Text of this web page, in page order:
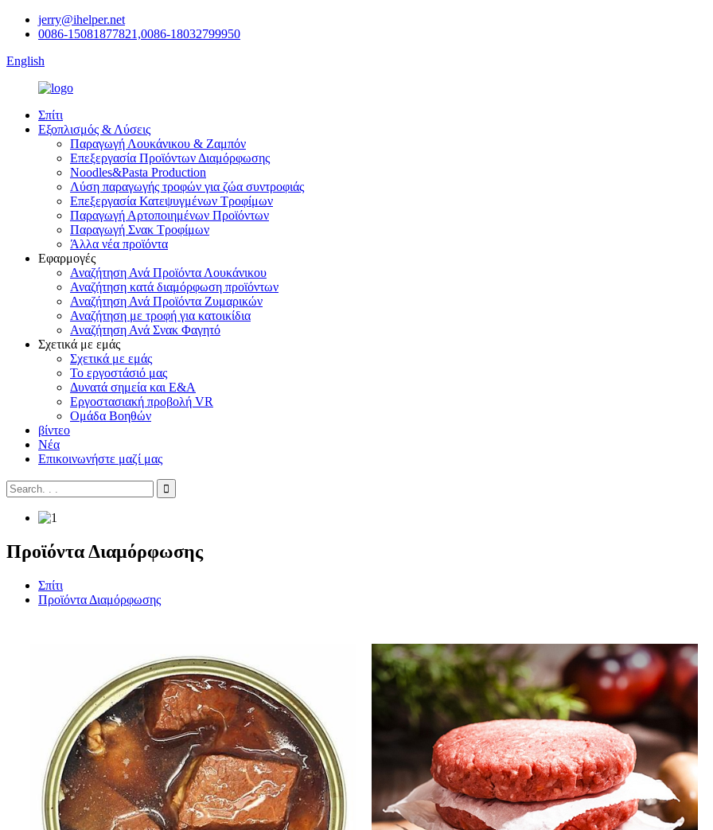
jerry@ihelper.net
0086-15081877821,0086-18032799950
English
Σπίτι
Εξοπλισμός & Λύσεις
Παραγωγή Λουκάνικου & Ζαμπόν
Επεξεργασία Προϊόντων Διαμόρφωσης
Noodles&Pasta Production
Λύση παραγωγής τροφών για ζώα συντροφιάς
Επεξεργασία Κατεψυγμένων Τροφίμων
Παραγωγή Αρτοποιημένων Προϊόντων
Παραγωγή Σνακ Τροφίμων
Άλλα νέα προϊόντα
Εφαρμογές
Αναζήτηση Ανά Προϊόντα Λουκάνικου
Αναζήτηση κατά διαμόρφωση προϊόντων
Αναζήτηση Ανά Προϊόντα Ζυμαρικών
Αναζήτηση με τροφή για κατοικίδια
Αναζήτηση Ανά Σνακ Φαγητό
Σχετικά με εμάς
Σχετικά με εμάς
Το εργοστάσιό μας
Δυνατά σημεία και Ε&Α
Εργοστασιακή προβολή VR
Ομάδα Βοηθών
βίντεο
Νέα
Επικοινωνήστε μαζί μας
Προϊόντα Διαμόρφωσης
Σπίτι
Προϊόντα Διαμόρφωσης